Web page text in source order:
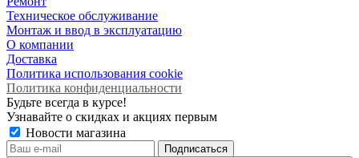
Техническое обслуживание
Монтаж и ввод в эксплуатацию
О компании
Доставка
Политика использования cookie
Политика конфиденциальности
Будьте всегда в курсе!
Узнавайте о скидках и акциях первым
Новости магазина